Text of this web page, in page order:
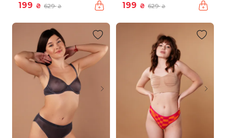
199 ₴ 629₴ 199 ₴ 629₴